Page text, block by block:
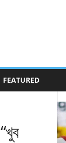
FEATURED